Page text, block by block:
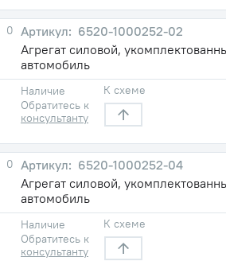
0
6520-1000252-02
Агрегат силовой,
автомобиль
Наличие
Обратитесь к
консультанту
К схеме
0
6520-1000252-04
Агрегат силовой,
автомобиль
Наличие
Обратитесь к
консультанту
К схеме